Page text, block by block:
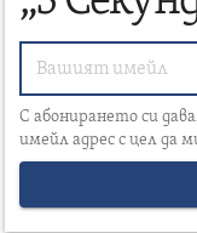
С абонирането си
имейл адрес с цел да